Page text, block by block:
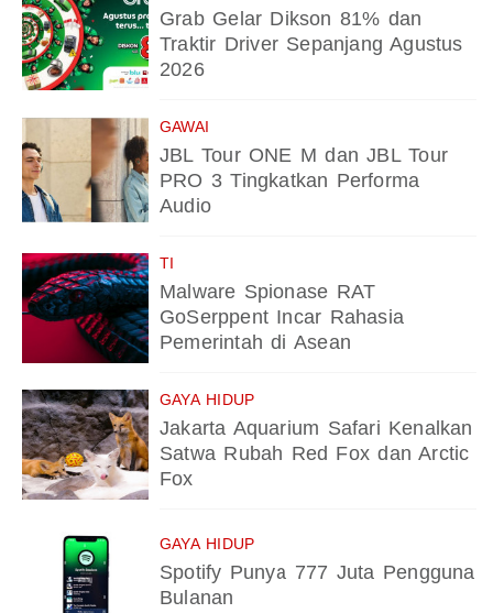
Grab Gelar Dikson 81% dan
Traktir Driver Sepanjang Agustus
2026
GAWAI
JBL Tour ONE M dan JBL Tour
PRO 3 Tingkatkan Performa
Audio
TI
Malware Spionase RAT
GoSerppent Incar Rahasia
Pemerintah di Asean
GAYA HIDUP
Jakarta Aquarium Safari Kenalkan
Satwa Rubah Red Fox dan Arctic
Fox
GAYA HIDUP
Spotify Punya 777 Juta Pengguna
Bulanan